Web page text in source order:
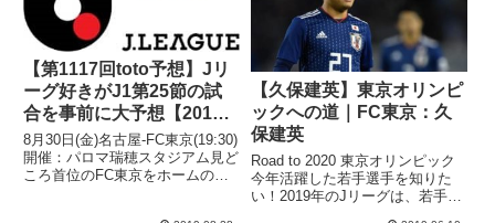
【第1117回toto予想】Jリ
ーグ好きがJ1第25節の試
合を事前に大予想【2019
年J1第25節】
8月30日(金)名古屋-FC東京(19:30)
開催：パロマ瑞穂スタジアム見ど
ころ首位のFC東京をホームの名
【久保建英】東京オリンピ
ックへの道｜FC東京：久
保建英
Road to 2020 東京オリンピック
今年活躍した若手選手を知りた
い！2019年のJリーグは、若手の